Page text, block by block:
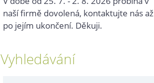
naší firmě dovolená, kontaktujte nás až
po jejím ukončení. Děkuji.
Vyhledávání